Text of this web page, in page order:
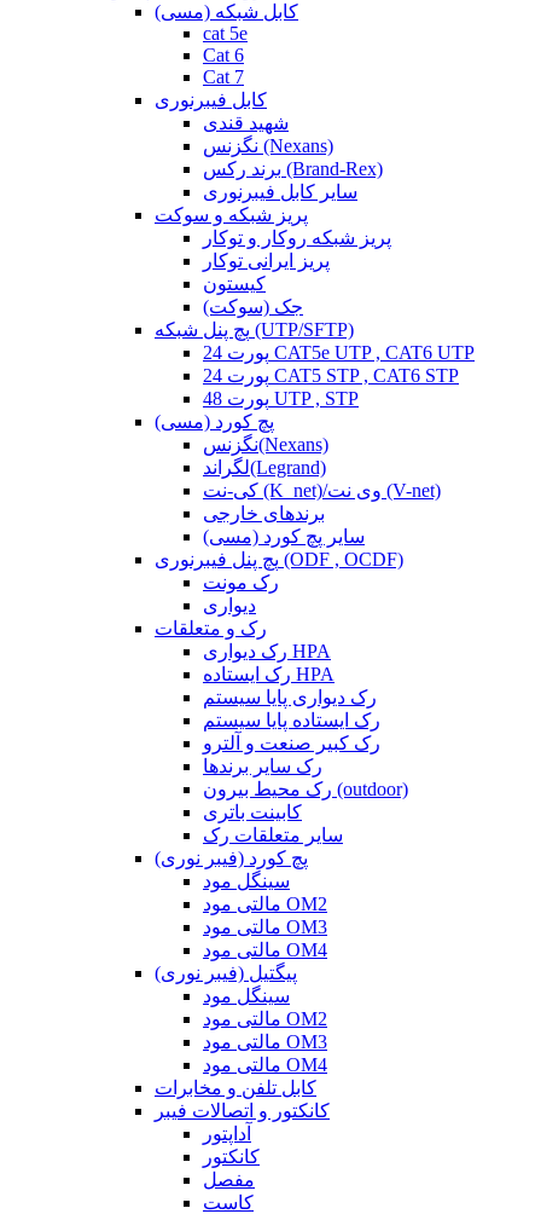
کابل شبکه (مسی)
cat 5e
Cat 6
Cat 7
کابل فیبرنوری
شهید قندی
نگزنس (Nexans)
برند رکس (Brand-Rex)
سایر کابل فیبرنوری
پریز شبکه و سوکت
پریز شبکه روکار و توکار
پریز ایرانی توکار
کیستون
جک (سوکت)
پچ پنل شبکه (UTP/SFTP)
24 پورت CAT5e UTP , CAT6 UTP
24 پورت CAT5 STP , CAT6 STP
48 پورت UTP , STP
پچ کورد (مسی)
نگزنس(Nexans)
لگراند(Legrand)
کی-نت (K_net)/وی نت (V-net)
برندهای خارجی
سایر پچ کورد (مسی)
پچ پنل فیبرنوری (ODF , OCDF)
رک مونت
دیواری
رک و متعلقات
رک دیواری HPA
رک ایستاده HPA
رک دیواری پایا سیستم
رک ایستاده پایا سیستم
رک کبیر صنعت و آلترو
رک سایر برندها
رک محیط بیرون (outdoor)
کابینت باتری
سایر متعلقات رک
پچ کورد (فیبر نوری)
سینگل مود
مالتی مود OM2
مالتی مود OM3
مالتی مود OM4
پیگتیل (فیبر نوری)
سینگل مود
مالتی مود OM2
مالتی مود OM3
مالتی مود OM4
کابل تلفن و مخابرات
کانکتور و اتصالات فیبر
آداپتور
کانکتور
مفصل
کاست